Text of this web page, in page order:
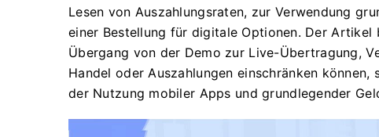
Lesen von Auszahlungsraten, zur Verwendung
einer Bestellung für digitale Optionen. Der Artikel
Übergang von der Demo zur Live-Übertragung,
Handel oder Auszahlungen einschränken
der Nutzung mobiler Apps und grundlegender